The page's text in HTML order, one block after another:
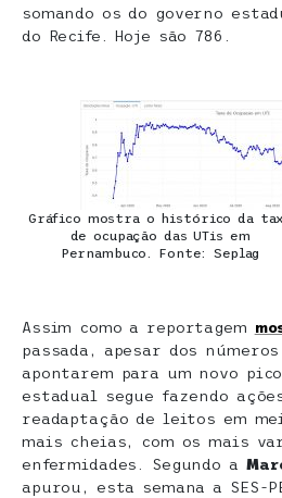
somando os do governo
do Recife. Hoje são 786.
Gráfico mostra o histórico da
de ocupação das UTis em
Pernambuco. Fonte: Seplag
Assim como a reportagem
passada, apesar dos
apontarem para um novo
estadual segue fazendo
readaptação de leitos em
mais cheias, com os mais
enfermidades. Segundo a
apurou, esta semana a SES-